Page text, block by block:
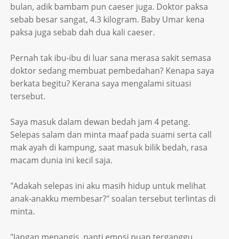
bulan, adik bambam pun caeser juga. Doktor paksa
sebab besar sangat, 4.3 kilogram. Baby Umar kena
paksa juga sebab dah dua kali caeser.
Pernah tak ibu-ibu di luar sana merasa sakit semasa
doktor sedang membuat pembedahan? Kenapa saya
berkata begitu? Kerana saya mengalami situasi
tersebut.
Saya masuk dalam dewan bedah jam 4 petang.
Selepas salam dan minta maaf pada suami serta call
mak ayah di kampung, saat masuk bilik bedah, rasa
macam dunia ini kecil saja.
"Adakah selepas ini aku masih hidup untuk melihat
anak-anakku membesar?" soalan tersebut terlintas di
minta.